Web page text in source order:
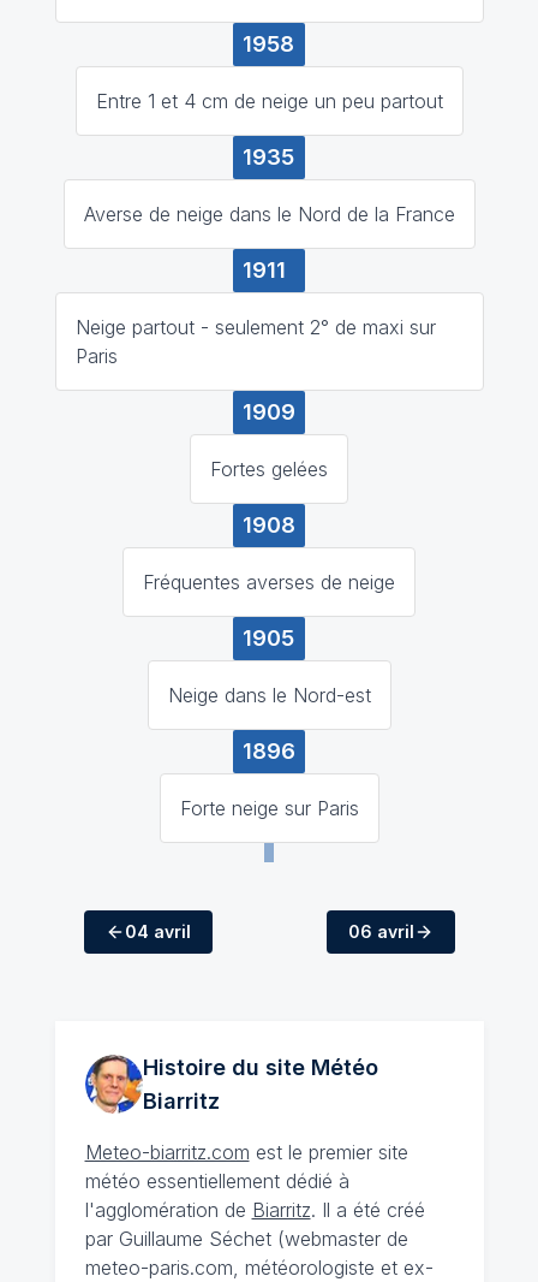
1958
Entre 1 et 4 cm de neige un peu partout
1935
Averse de neige dans le Nord de la France
1911
Neige partout - seulement 2° de maxi sur
Paris
1909
Fortes gelées
1908
Fréquentes averses de neige
1905
Neige dans le Nord-est
1896
Forte neige sur Paris
04 avril 06 avril
Histoire du site Météo
Biarritz
Meteo-biarritz.com est le premier site
météo essentiellement dédié à
l'agglomération de Biarritz. Il a été créé
par Guillaume Séchet (webmaster de
meteo-paris.com, météorologiste et ex-